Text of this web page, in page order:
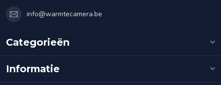
info@warmtecamera.be
Categorieën
Informatie